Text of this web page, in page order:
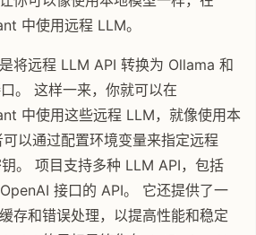
中使用远程 LLM。
将远程 LLM API 转换为 Ollama 和
。 这样一来，你就可以在
中使用这些远程 LLM，就像使用本
以通过配置环境变量来指定远程
。 项目支持多种 LLM API，包括
接口的 API。 它还提供了一
存和错误处理，以提高性能和稳定